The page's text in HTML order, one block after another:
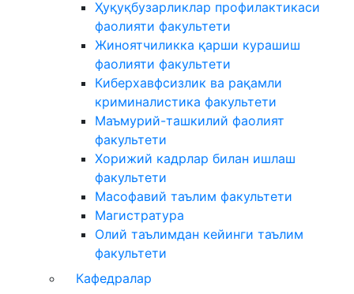
Ҳуқуқбузарликлар профилактикаси
фаолияти факультети
Жиноятчиликка қарши курашиш
фаолияти факультети
Киберхавфсизлик ва рақамли
криминалистика факультети
Маъмурий-ташкилий фаолият
факультети
Хорижий кадрлар билан ишлаш
факультети
Масофавий таълим факультети
Магистратура
Олий таълимдан кейинги таълим
факультети
Кафедралар